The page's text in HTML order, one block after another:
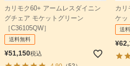
カリモク60+ アームレスダイニン
グチェア モケットグリーン
［C36105QW］
送料無料
¥51,150税込
カ
ケッ
送
¥